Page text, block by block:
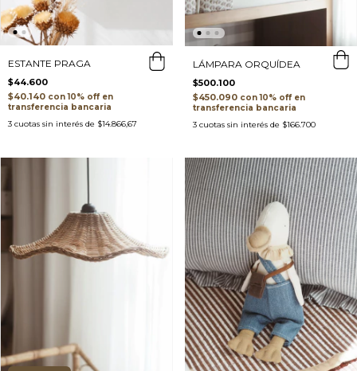
ESTANTE PRAGA
$44.600
$40.140 con
transferencia bancaria
3 cuotas sin interés de $14.866,67
LÁMPARA ORQUÍDEA
$500.100
$450.090 con
transferencia bancaria
3 cuotas sin interés de $166.700